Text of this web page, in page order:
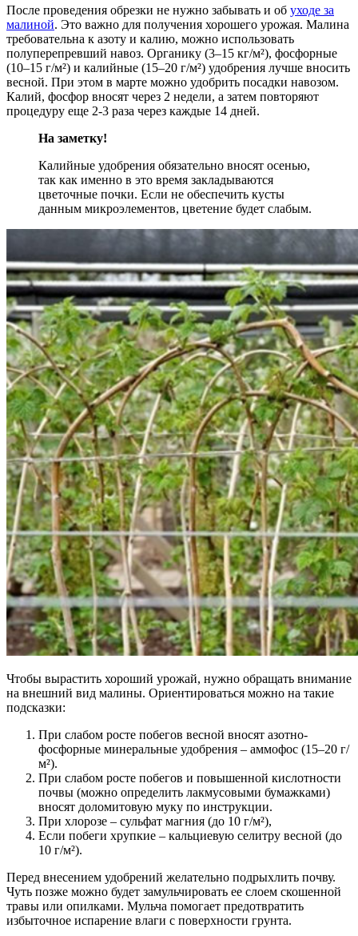
После проведения обрезки не нужно забывать и об уходе за
малиной. Это важно для получения хорошего урожая. Малина
требовательна к азоту и калию, можно использовать
полуперепревший навоз. Органику (3–15 кг/м²), фосфорные
(10–15 г/м²) и калийные (15–20 г/м²) удобрения лучше вносить
весной. При этом в марте можно удобрить посадки навозом.
Калий, фосфор вносят через 2 недели, а затем повторяют
процедуру еще 2-3 раза через каждые 14 дней.
На заметку!
Калийные удобрения обязательно вносят осенью,
так как именно в это время закладываются
цветочные почки. Если не обеспечить кусты
данным микроэлементов, цветение будет слабым.
Чтобы вырастить хороший урожай, нужно обращать внимание
на внешний вид малины. Ориентироваться можно на такие
подсказки:
При слабом росте побегов весной вносят азотно-
фосфорные минеральные удобрения – аммофос (15–20 г/
м²).
При слабом росте побегов и повышенной кислотности
почвы (можно определить лакмусовыми бумажками)
вносят доломитовую муку по инструкции.
При хлорозе – сульфат магния (до 10 г/м²),
Если побеги хрупкие – кальциевую селитру весной (до
10 г/м²).
Перед внесением удобрений желательно подрыхлить почву.
Чуть позже можно будет замульчировать ее слоем скошенной
травы или опилками. Мульча помогает предотвратить
избыточное испарение влаги с поверхности грунта.